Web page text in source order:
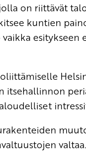
on riittävät
kuntien
esitykseen
valtaa.